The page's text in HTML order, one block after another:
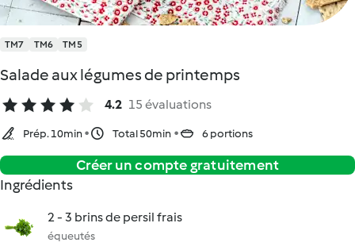
TM7 TM6 TM5
Salade aux légumes de printemps
4.2 15 évaluations
Prép. 10min Total 50min 6 portions
Créer un compte gratuitement
Ingrédients
2 - 3 brins de persil frais
équeutés